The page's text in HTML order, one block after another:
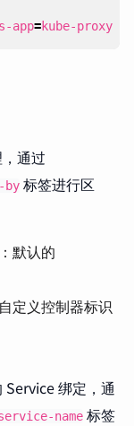
app=kube-proxy
通过
by 标签进行区
：默认的
定义控制器标识
绑定，通
name 标签